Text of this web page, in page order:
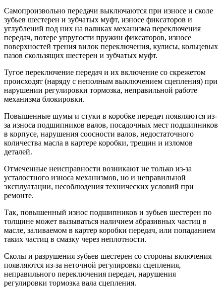
Самопроизвольно передачи выключаются при износе и сколе
зубьев шестерен и зубчатых муфт, износе фиксаторов и
углублений под них на валиках механизма переключения
передач, потере упругости пружин фиксаторов, износе
поверхностей трения вилок переключения, кулисы, кольцевых
пазов скользящих шестерен и зубчатых муфт.
Тугое переключение передач и их включение со скрежетом
происходят (наряду с неполным выключением сцепления) при
нарушении регулировки тормозка, неправильной работе
механизма блокировки.
Повышенные шумы и стуки в коробке передач появляются из-
за износа подшипников валов, посадочных мест подшипников
в корпусе, нарушения соосности валов, недостаточного
количества масла в картере коробки, трещин и изломов
деталей.
Отмеченные неисправности возникают не только из-за
усталостного износа механизмов, но и неправильной
эксплуатации, несоблюдения технических условий при
ремонте.
Так, повышенный износ подшипников и зубьев шестерен по
толщине может вызываться наличием абразивных частиц в
масле, заливаемом в картер коробки передач, или попаданием
таких частиц в смазку через неплотности.
Сколы и разрушения зубьев шестерен со стороны включения
появляются из-за неточной регулировки сцепления,
неправильного переключения передач, нарушения
регулировки тормозка вала сцепления.